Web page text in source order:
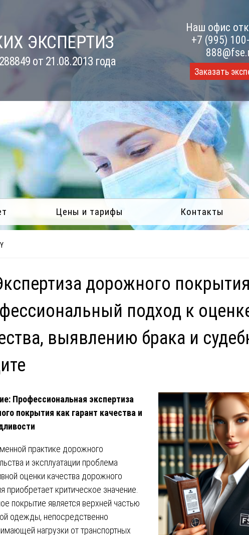
ЭКСПЕРТИЗ
от 21.08.2013 года
Наш офис
+7 (995)
Заказать
Цены и тарифы Контакты
дорожного
подход к
выявлению брака и
Профессиональная экспертиза
покрытия как гарант качества и
практике дорожного
и эксплуатации проблема
оценки качества дорожного
приобретает критическое значение.
покрытие является верхней частью
одежды, непосредственно
нагрузки от транспортных